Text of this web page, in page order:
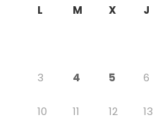
L M X J
3 4 5 6
10 11 12 13